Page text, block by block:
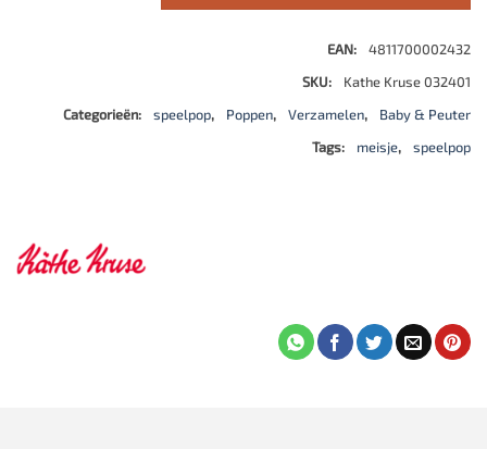
EAN:
4811700002432
SKU:
Kathe Kruse 032401
Categorieën:
speelpop, Poppen, Verzamelen,
Baby & Peuter
Tags:
meisje, speelpop